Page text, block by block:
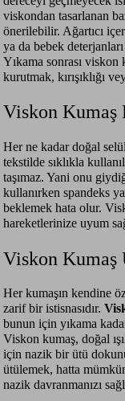
viskondan tasarlanan
önerilebilir. Ağartıcı
ya da bebek
Yıkama sonrası viskon
kurutmak, kırışıklığı
Viskon Kumaş
Her ne kadar doğal
tekstilde sıklıkla
taşımaz. Yani onu
kullanırken spandeks
beklemek hata olur.
hareketlerinize uyum
Viskon Kumaş
Her kumaşın kendine
zarif bir istisnasıdır.
bunun için yıkama
Viskon kumaş, doğal
için nazik bir ütü
ütülemek, hatta
nazik davranmanızı